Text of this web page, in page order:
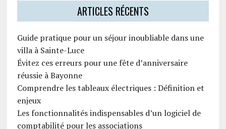
ARTICLES RÉCENTS
Guide pratique pour un séjour inoubliable dans une
villa à Sainte-Luce
Évitez ces erreurs pour une fête d’anniversaire
réussie à Bayonne
Comprendre les tableaux électriques : Définition et
enjeux
Les fonctionnalités indispensables d’un logiciel de
comptabilité pour les associations